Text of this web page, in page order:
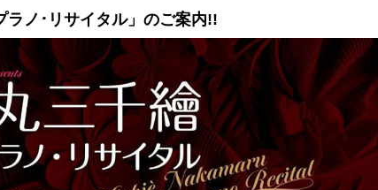
ラノ･リサイタル」のご案内!!